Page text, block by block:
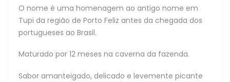
O nome é uma homenagem ao antigo nome em
Tupi da região de Porto Feliz antes da chegada dos
portugueses ao Brasil.
Maturado por 12 meses na caverna da fazenda.
Sabor amanteigado, delicado e levemente picante